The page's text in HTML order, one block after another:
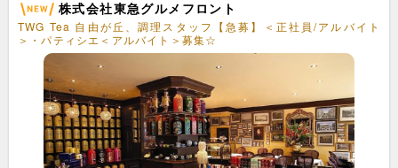
株式会社東急グルメフロント
TWG Tea 自由が丘、調理スタッフ【急募】＜正社員/アルバイト
＞・パティシエ＜アルバイト＞募集☆